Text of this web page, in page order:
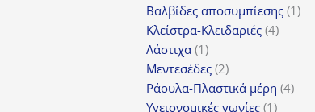
προϊόντα
Βαλβίδες αποσυμπίεσης 11
Κλείστρα-Κλειδαριές 44
Λάστιχα 11
προϊόν
Μεντεσέδες 22
προϊόντα
Ράουλα-Πλαστικά μέρη 44
Υγειονομικές γωνίες 11